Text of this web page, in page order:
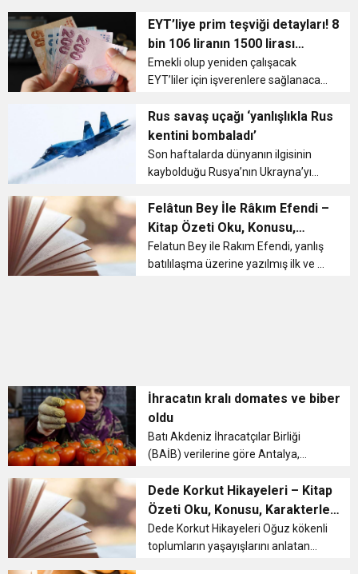
buluşturdu
11:36 Hareketsiz yaşam diyabete neden oluyor
11:32 Dr. Öcük, karın germe estetiği ile ilgili bilgi verdi
Terör Örgütüne MİT’ten Darbe!
gerçekleştiren TZOB Genel Başkanı
Şemsi Bayraktar, hedeflerinin
çiftçilerin refahını yükseltmek ve
mi...
EYT’liye prim teşviği detayları! 8
bin 106 liranın 1500 lirası
devletten
Emekli olup yeniden çalışacak
EYT’liler için işverenlere sağlanacak
belli oldu. Düzenleme özetle şöyle: –
EYT’lilerin istihdamda kalması için
verilecek teşviğe...
Rus savaş uçağı ‘yanlışlıkla Rus
kentini bombaladı’
Son haftalarda dünyanın ilgisinin
kaybolduğu Rusya’nın Ukrayna’yı
yaşananlar gözlerin bir kez daha
savaşa çevrilmesine yol açtı.
Ukrayna’nın başken...
Felâtun Bey İle Râkım Efendi –
Kitap Özeti Oku, Konusu,
Karakterleri Ve Sayfa Sayısı
Felatun Bey ile Rakım Efendi, yanlış
batılılaşma üzerine yazılmış ilk ve en
İhracatın kralı domates ve biber
oldu
Batı Akdeniz İhracatçılar Birliği
(BAİB) verilerine göre Antalya,
Nisan itibarıyla yüzde 1,3 artışla 756
milyon dolara ulaştı. Yüzde 63’ünü
tarım sektörün...
Dede Korkut Hikayeleri – Kitap
Özeti Oku, Konusu, Karakterleri
Ve Sayfa Sayısı
Dede Korkut Hikayeleri Oğuz kökenli
toplumların yaşayışlarını anlatan